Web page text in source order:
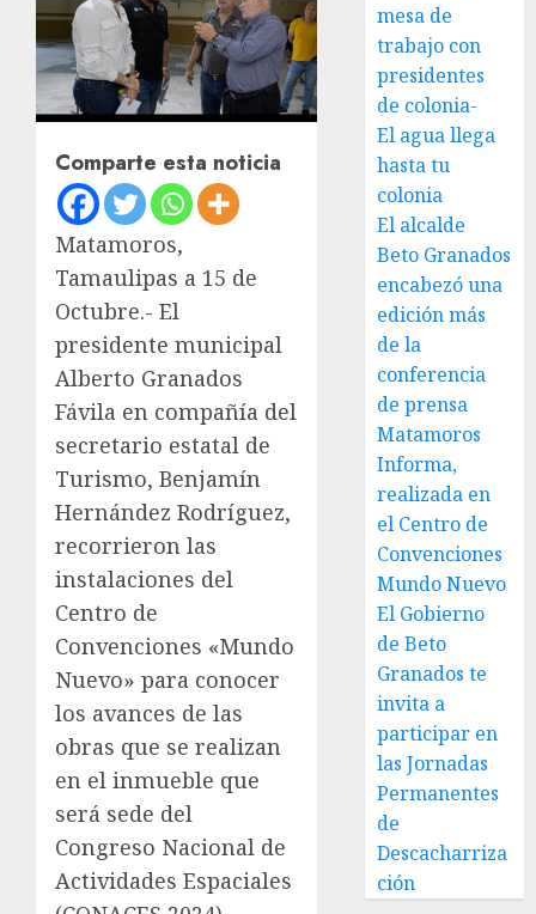
Comparte esta noticia
Matamoros,
Tamaulipas a 15 de
Octubre.- El
presidente municipal
Alberto Granados
Fávila en compañía del
secretario estatal de
Turismo, Benjamín
Hernández Rodríguez,
recorrieron las
instalaciones del
Centro de
Convenciones «Mundo
Nuevo» para conocer
los avances de las
obras que se realizan
en el inmueble que
será sede del
Congreso Nacional de
Actividades Espaciales
mesa de
trabajo con
presidentes
de colonia-
El agua llega
hasta tu
colonia
El alcalde
Beto Granados
encabezó una
edición más
de la
conferencia
de prensa
Matamoros
Informa,
realizada en
el Centro de
Convenciones
Mundo Nuevo
El Gobierno
de Beto
Granados te
invita a
participar en
las Jornadas
Permanentes
de
Descacharriza
ción